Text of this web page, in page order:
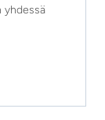
yhdessä